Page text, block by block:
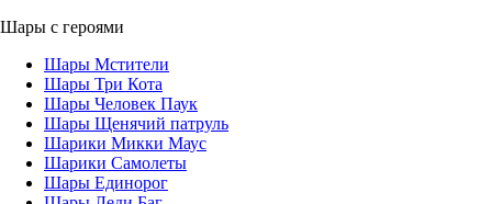
Шары с героями
Шары Мстители
Шары Три Кота
Шары Человек Паук
Шары Щенячий патруль
Шарики Микки Маус
Шарики Самолеты
Шары Единорог